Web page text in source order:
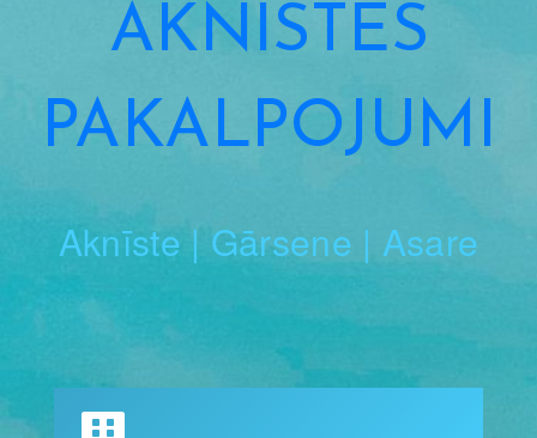
AKNĪSTES
PAKALPOJUMI
Aknīste | Gārsene | Asare